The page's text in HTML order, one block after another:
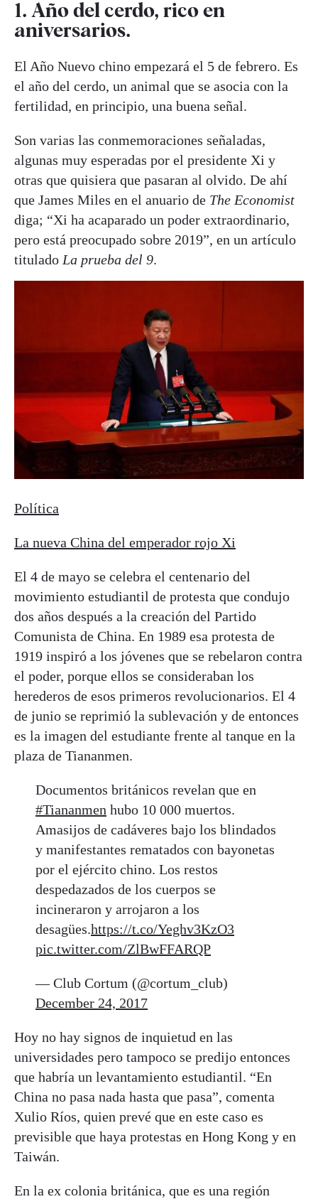
1. Año del cerdo, rico en
aniversarios.
El Año Nuevo chino empezará el 5 de febrero. Es
el año del cerdo, un animal que se asocia con la
fertilidad, en principio, una buena señal.
Son varias las conmemoraciones señaladas,
algunas muy esperadas por el presidente Xi y
otras que quisiera que pasaran al olvido. De ahí
que James Miles en el anuario de The Economist
diga; “Xi ha acaparado un poder extraordinario,
pero está preocupado sobre 2019”, en un artículo
titulado La prueba del 9.
Política
La nueva China del emperador rojo Xi
El 4 de mayo se celebra el centenario del
movimiento estudiantil de protesta que condujo
dos años después a la creación del Partido
Comunista de China. En 1989 esa protesta de
1919 inspiró a los jóvenes que se rebelaron contra
el poder, porque ellos se consideraban los
herederos de esos primeros revolucionarios. El 4
de junio se reprimió la sublevación y de entonces
es la imagen del estudiante frente al tanque en la
plaza de Tiananmen.
Documentos británicos revelan que en
#Tiananmen hubo 10 000 muertos.
Amasijos de cadáveres bajo los blindados
y manifestantes rematados con bayonetas
por el ejército chino. Los restos
despedazados de los cuerpos se
incineraron y arrojaron a los
desagües.https://t.co/Yeghv3KzO3
pic.twitter.com/ZlBwFFARQP
— Club Cortum (@cortum_club)
December 24, 2017
Hoy no hay signos de inquietud en las
universidades pero tampoco se predijo entonces
que habría un levantamiento estudiantil. “En
China no pasa nada hasta que pasa”, comenta
Xulio Ríos, quien prevé que en este caso es
previsible que haya protestas en Hong Kong y en
Taiwán.
En la ex colonia británica, que es una región